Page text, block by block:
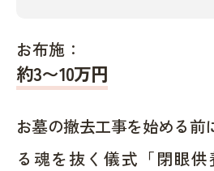
お布施：
約3〜10万円
お墓の撤去工事を始める前
る魂を抜く儀式「閉眼